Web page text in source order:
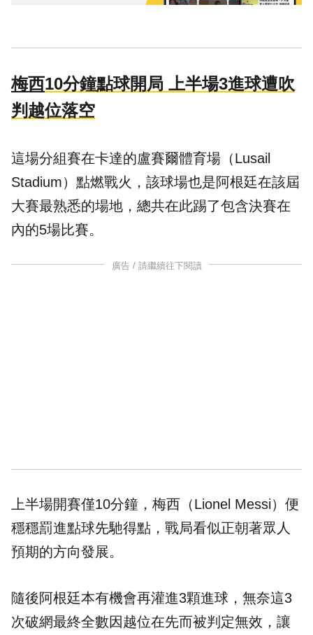
梅西10分鐘點球開局 上半場3進球遭吹
判越位落空
這場分組賽在卡達的盧賽爾體育場（Lusail
Stadium）點燃戰火，該球場也是阿根廷在該屆
大賽最熟悉的場地，總共在此踢了包含決賽在
內的5場比賽。
廣告 / 請繼續往下閱讀
上半場開賽僅10分鐘，梅西（Lionel Messi）便
穩穩罰進點球先馳得點，戰局看似正朝著眾人
預期的方向發展。
隨後阿根廷本有機會再灌進3顆進球，無奈這3
次破網最終全數因越位在先而被判定無效，讓